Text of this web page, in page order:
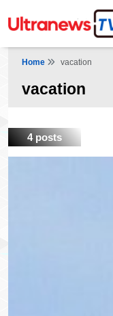
Home vacation
vacation
4 posts